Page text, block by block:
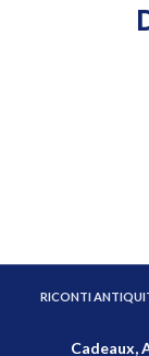
Cadeaux,
RICONTI